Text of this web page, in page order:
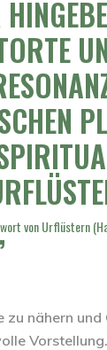
von Urflüstern
nähern
Vorstellung.